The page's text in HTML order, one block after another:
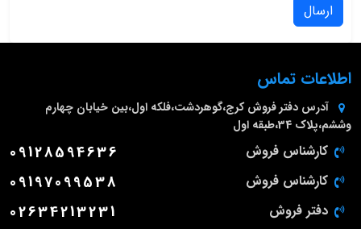
ارسال
اطلاعات تماس
آدرس دفتر فروش کرج،گوهردشت،فلکه اول،بین خیابان چهارم
وششم،پلاک 34،طبقه اول
کارشناس فروش 09128594636
کارشناس فروش 09197099538
دفتر فروش 02634213231